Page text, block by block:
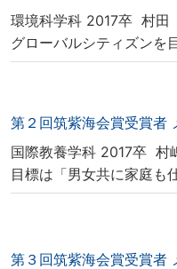
環境科学科 2017卒 村田
グローバルシティズンを
第２回筑紫海会賞受賞者
国際教養学科 2017卒 村
目標は「男女共に家庭も
第３回筑紫海会賞受賞者